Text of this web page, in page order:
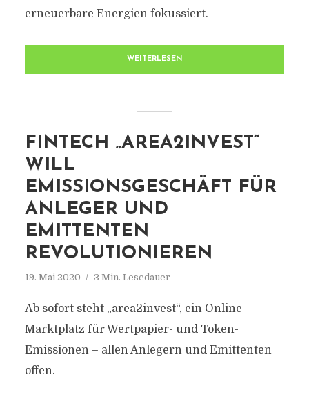
erneuerbare Energien fokussiert.
WEITERLESEN
FINTECH „AREA2INVEST“
WILL
EMISSIONSGESCHÄFT FÜR
ANLEGER UND
EMITTENTEN
REVOLUTIONIEREN
19. Mai 2020 3 Min. Lesedauer
Ab sofort steht „area2invest“, ein Online-
Marktplatz für Wertpapier- und Token-
Emissionen – allen Anlegern und Emittenten
offen.